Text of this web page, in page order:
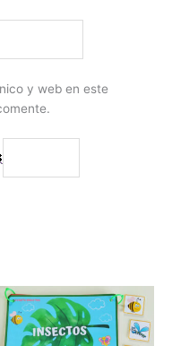
y web en este